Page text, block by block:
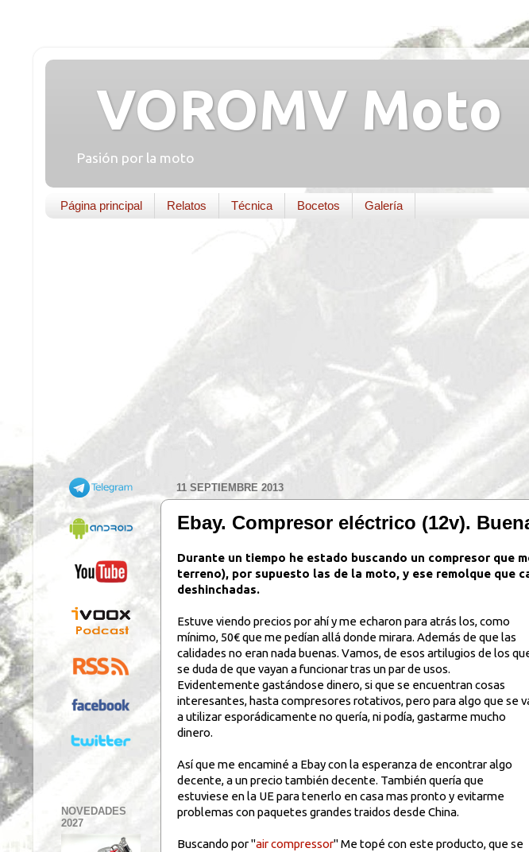
VOROMV Moto
Pasión por la moto
Página principal Relatos Técnica Bocetos Galería
11 SEPTIEMBRE 2013
Ebay. Compresor eléctrico (12v).
Durante un tiempo he estado buscando un compresor que
terreno), por supuesto las de la moto, y ese remolque que
deshinchadas.
Estuve viendo precios por ahí y me echaron para atrás los, como
mínimo, 50€ que me pedían allá donde mirara. Además de que las
calidades no eran nada buenas. Vamos, de esos artilugios de los
se duda de que vayan a funcionar tras un par de usos.
Evidentemente gastándose dinero, si que se encuentran cosas
interesantes, hasta compresores rotativos, pero para algo que se
a utilizar esporádicamente no quería, ni podía, gastarme mucho
dinero.
Así que me encaminé a Ebay con la esperanza de encontrar algo
decente, a un precio también decente. También quería que
estuviese en la UE para tenerlo en casa mas pronto y evitarme
problemas con paquetes grandes traidos desde China.
Buscando por "air compressor" Me topé con este producto, que se
NOVEDADES
2027